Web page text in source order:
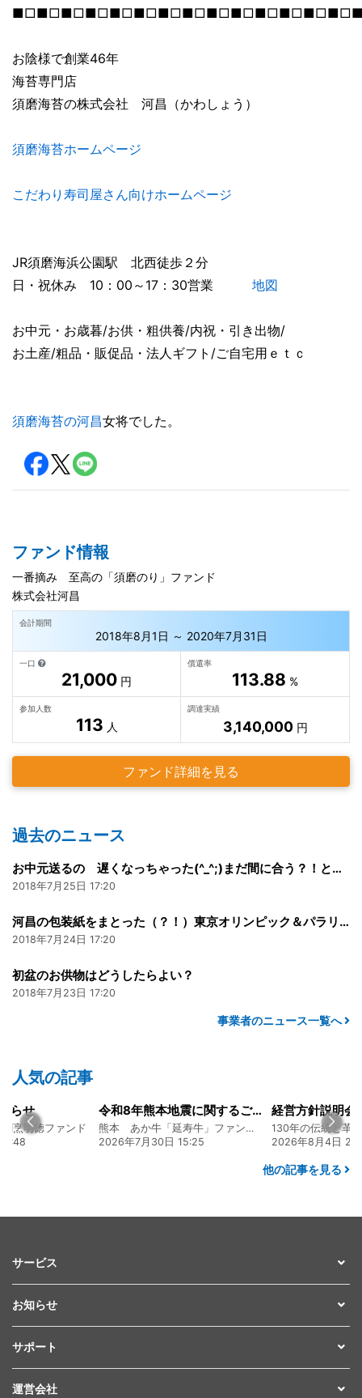
お陰様で創業46年
海苔専門店
須磨海苔の株式会社 河昌（かわしょう）
須磨海苔ホームページ
こだわり寿司屋さん向けホームページ
JR須磨海浜公園駅 北西徒歩２分
日・祝休み 10：00～17：30営業 地図
お中元・お歳暮/お供・粗供養/内祝・引き出物/
お土産/粗品・販促品・法人ギフト/ご自宅用ｅｔｃ
須磨海苔の河昌女将でした。
ファンド情報
一番摘み 至高の「須磨のり」ファンド
株式会社河昌
会計期間
2018年8月1日 ～ 2020年7月31日
一口
21,000 円
償還率
113.88 %
参加人数
113 人
調達実績
3,140,000円
ファンド詳細を見る
過去のニュース
お中元送るの 遅くなっちゃった(^_^;)まだ間に合う？！という方へ
2018年7月25日 17:20
河昌の包装紙をまとった（？！）東京オリンピック＆パラリンピックマスコットちゃん その後
2018年7月24日 17:20
初盆のお供物はどうしたらよい？
2018年7月23日 17:20
事業者のニュース一覧へ
人気の記事
らせ
烹明徳ファンド
令和8年熊本地震に関するご報告
熊本 あか牛「延寿牛」ファンド2026
2026年7月30日 15:25
2026年8月4日
他の記事を見る
サービス
お知らせ
サポート
運営会社